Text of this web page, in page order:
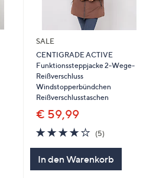
SALE
CENTIGRADE ACTIVE
Funktionssteppjacke 2-Wege-
Reißverschluss
Windstopperbündchen
Reißverschlusstaschen
€ 59,99
4.2
von
(5)5
In den Warenkorb